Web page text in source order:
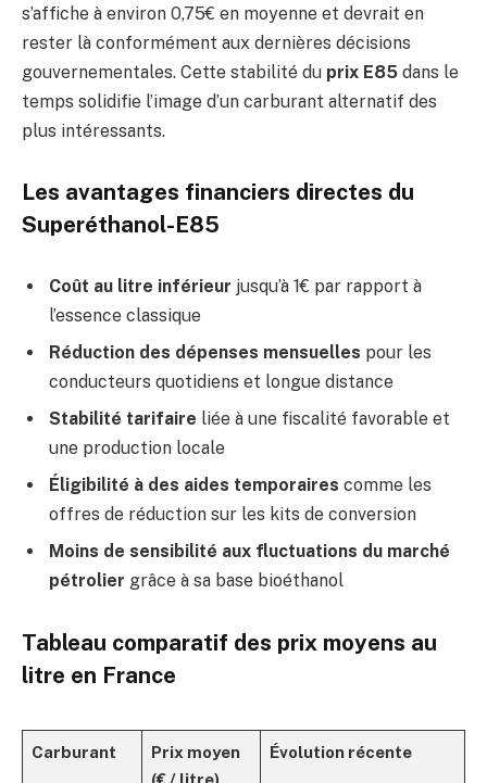
s’affiche à environ 0,75€ en moyenne et devrait en
rester là conformément aux dernières décisions
gouvernementales. Cette stabilité du prix E85 dans le
temps solidifie l’image d’un carburant alternatif des
plus intéressants.
Les avantages financiers directes du
Superéthanol-E85
Coût au litre inférieur jusqu’à 1€ par rapport à
l’essence classique
Réduction des dépenses mensuelles pour les
conducteurs quotidiens et longue distance
Stabilité tarifaire liée à une fiscalité favorable et
une production locale
Éligibilité à des aides temporaires comme les
offres de réduction sur les kits de conversion
Moins de sensibilité aux fluctuations du marché
pétrolier grâce à sa base bioéthanol
Tableau comparatif des prix moyens au
litre en France
Carburant
Prix moyen
Évolution récente